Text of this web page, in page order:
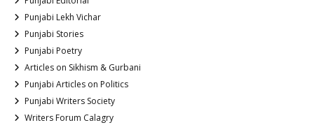
Punjabi Lekh Vichar
Punjabi Stories
Punjabi Poetry
Articles on Sikhism & Gurbani
Punjabi Articles on Politics
Punjabi Writers Society
Writers Forum Calagry